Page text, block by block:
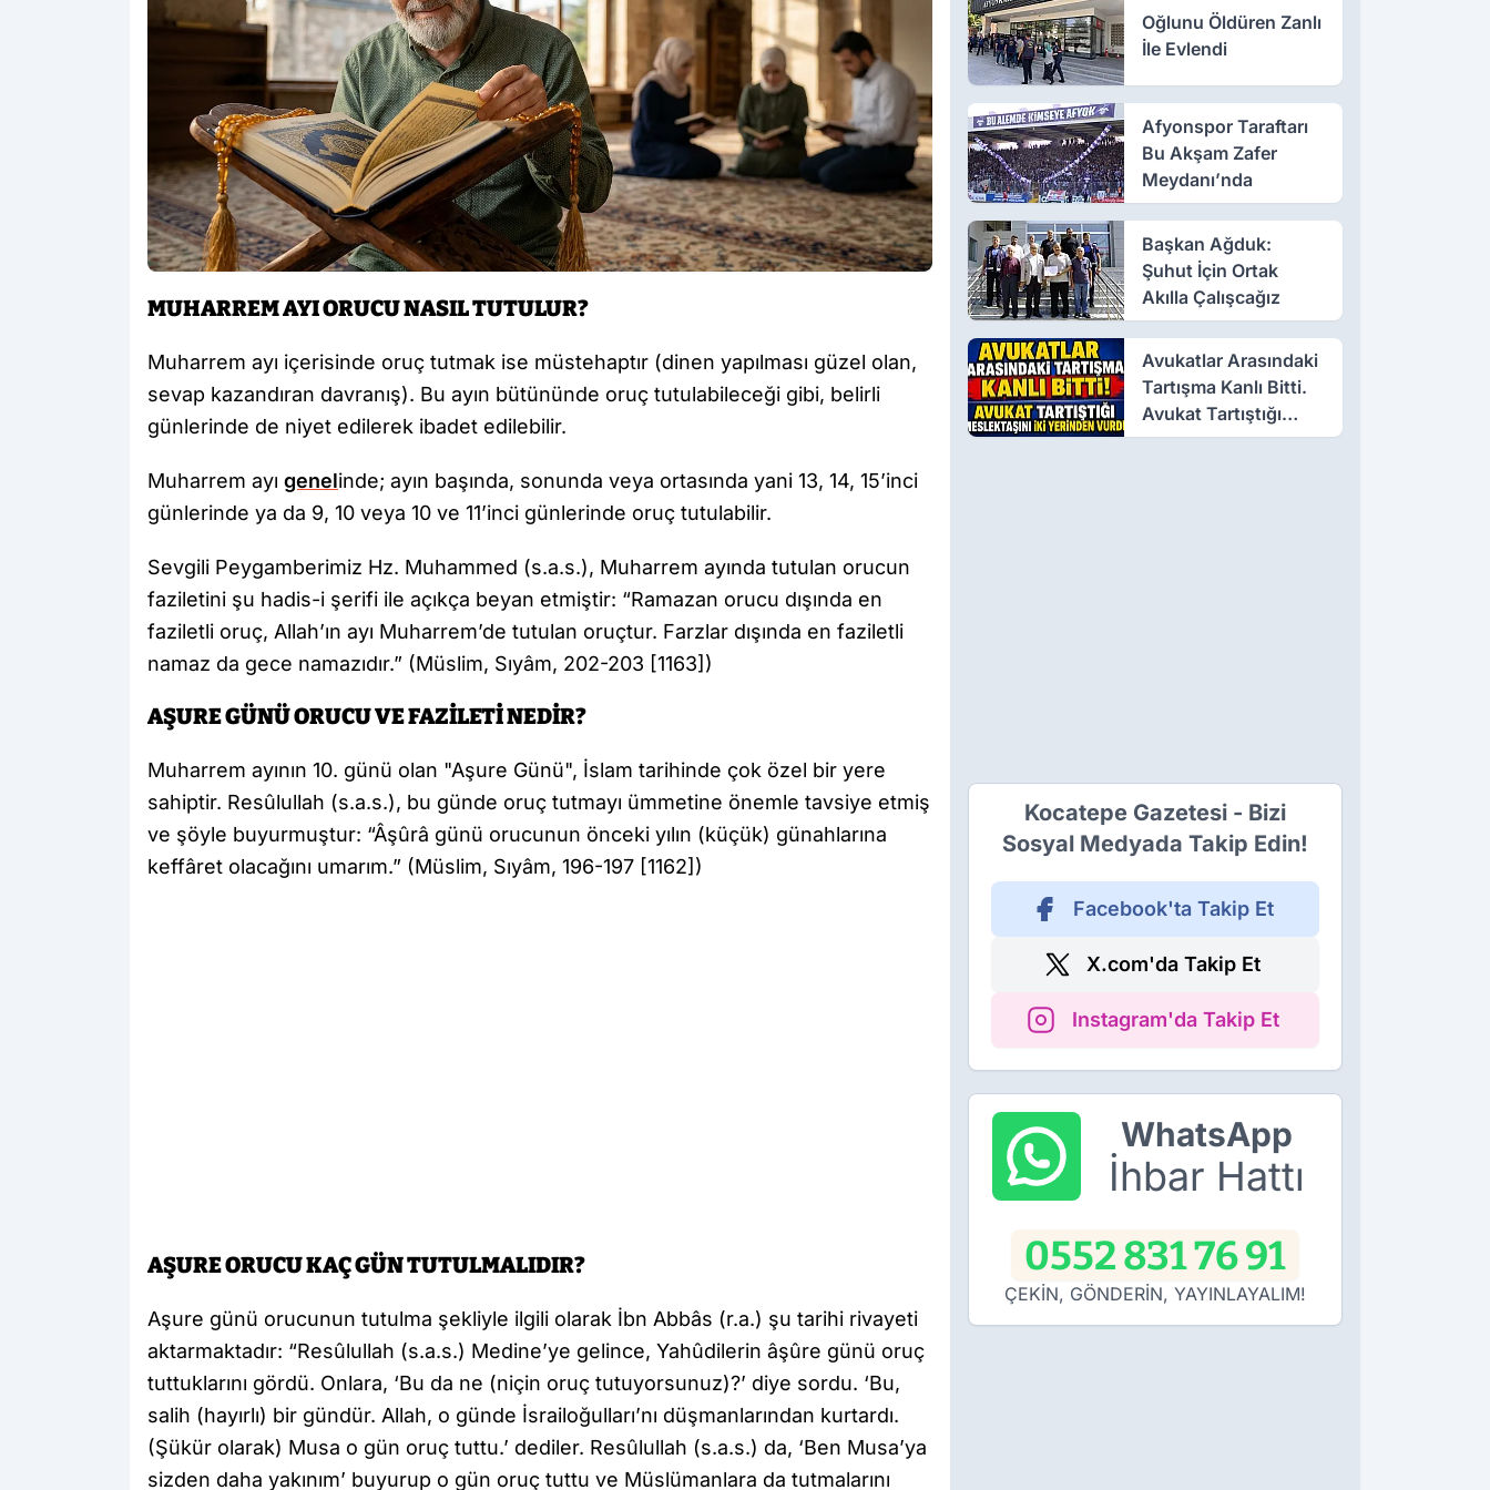
MUHARREM AYI ORUCU NASIL TUTULUR?
Muharrem ayı içerisinde oruç tutmak ise müstehaptır (dinen yapılması güzel olan,
sevap kazandıran davranış). Bu ayın bütününde oruç tutulabileceği gibi, belirli
günlerinde de niyet edilerek ibadet edilebilir.
Muharrem ayı genelinde; ayın başında, sonunda veya ortasında yani 13, 14, 15’inci
günlerinde ya da 9, 10 veya 10 ve 11’inci günlerinde oruç tutulabilir.
Sevgili Peygamberimiz Hz. Muhammed (s.a.s.), Muharrem ayında tutulan orucun
faziletini şu hadis-i şerifi ile açıkça beyan etmiştir: “Ramazan orucu dışında en
faziletli oruç, Allah’ın ayı Muharrem’de tutulan oruçtur. Farzlar dışında en faziletli
namaz da gece namazıdır.” (Müslim, Sıyâm, 202-203 [1163])
AŞURE GÜNÜ ORUCU VE FAZİLETİ NEDİR?
Muharrem ayının 10. günü olan "Aşure Günü", İslam tarihinde çok özel bir yere
sahiptir. Resûlullah (s.a.s.), bu günde oruç tutmayı ümmetine önemle tavsiye etmiş
ve şöyle buyurmuştur: “Âşûrâ günü orucunun önceki yılın (küçük) günahlarına
keffâret olacağını umarım.” (Müslim, Sıyâm, 196-197 [1162])
AŞURE ORUCU KAÇ GÜN TUTULMALIDIR?
Aşure günü orucunun tutulma şekliyle ilgili olarak İbn Abbâs (r.a.) şu tarihi rivayeti
aktarmaktadır: “Resûlullah (s.a.s.) Medine’ye gelince, Yahûdilerin âşûre günü oruç
tuttuklarını gördü. Onlara, ‘Bu da ne (niçin oruç tutuyorsunuz)?’ diye sordu. ‘Bu,
salih (hayırlı) bir gündür. Allah, o günde İsrailoğulları’nı düşmanlarından kurtardı.
(Şükür olarak) Musa o gün oruç tuttu.’ dediler. Resûlullah (s.a.s.) da, ‘Ben Musa’ya
sizden daha yakınım’ buyurup o gün oruç tuttu ve Müslümanlara da tutmalarını
Oğlunu Öldüren Zanlı
İle Evlendi
Afyonspor Taraftarı
Bu Akşam Zafer
Meydanı’nda
Başkan Ağduk:
Şuhut İçin Ortak
Akılla Çalışcağız
Avukatlar Arasındaki
Tartışma Kanlı Bitti.
Avukat Tartıştığı
Meslektaşını İki
Kocatepe Gazetesi - Bizi
Sosyal Medyada Takip Edin!
Facebook'ta Takip Et
X.com'da Takip Et
Instagram'da Takip Et
WhatsApp
İhbar Hattı
0552 831 76 91
ÇEKİN, GÖNDERİN, YAYINLAYALIM!